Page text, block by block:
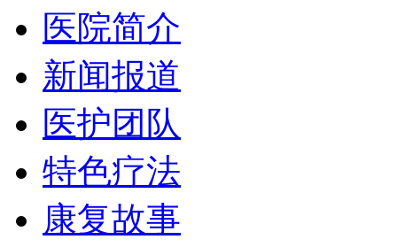
医院简介
新闻报道
医护团队
特色疗法
康复故事